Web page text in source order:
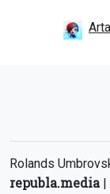
Rolands
republa.media|